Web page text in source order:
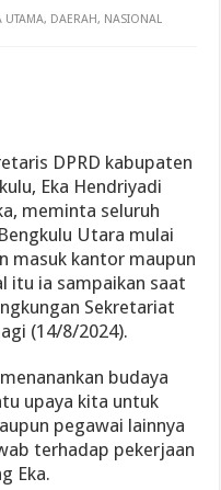
UTAMA, DAERAH, NASIONAL
DPRD kabupaten
Eka Hendriyadi
meminta seluruh
Utara mulai
masuk kantor maupun
itu ia sampaikan saat
Sekretariat
(14/8/2024).
budaya
upaya kita untuk
pegawai lainnya
terhadap pekerjaan
Eka.